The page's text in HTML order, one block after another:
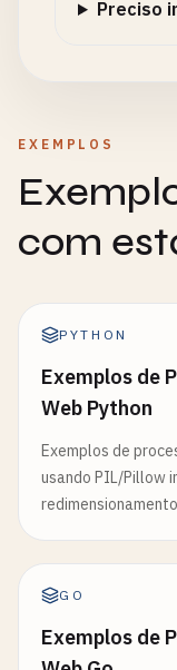
Preciso
EXEMPLOS
com
PYTHON
Exemplos de
Web Python
Exemplos de
usando PIL/Pillow
GO
Exemplos de